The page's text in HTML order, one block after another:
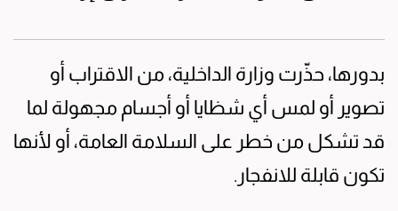
بدورها، حذّرت وزارة الداخلية، من الاقتراب أو
تصوير أو لمس أي شظايا أو أجسام مجهولة لما
قد تشكل من خطر على السلامة العامة، أو لأنها
تكون قابلة للانفجار.